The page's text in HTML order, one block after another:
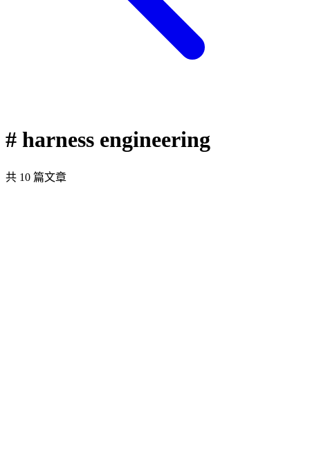
# harness engineering
共 10 篇文章